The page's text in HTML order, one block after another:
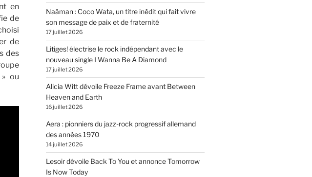
en
de
de
des
ou
Naâman : Coco Wata, un titre inédit qui fait vivre
son message de paix et de fraternité
17 juillet 2026
Litiges! électrise le rock indépendant avec le
nouveau single I Wanna Be A Diamond
17 juillet 2026
Alicia Witt dévoile Freeze Frame avant Between
Heaven and Earth
16 juillet 2026
Aera : pionniers du jazz-rock progressif allemand
des années 1970
14 juillet 2026
Lesoir dévoile Back To You et annonce Tomorrow
Is Now Today